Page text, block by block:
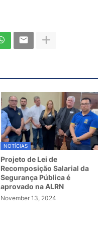
NOTÍCIAS
Projeto de Lei de
Recomposição Salarial da
Segurança Pública é
aprovado na ALRN
November 13, 2024